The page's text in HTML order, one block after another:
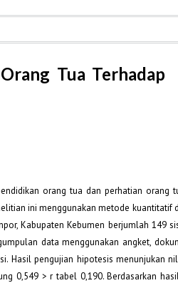
Tua Terhadap
orang tua dan perhatian orang
ini menggunakan metode kuantitatif
Kabupaten Kebumen berjumlah 149
data menggunakan angket,
Hasil pengujian hipotesis menunjukan
0,549 > r tabel 0,190. Berdasarkan